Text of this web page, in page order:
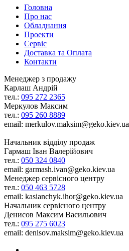
Головна
Про нас
Обладнання
Проекти
Сервіс
Доставка та Оплата
Контакти
Менеджер з продажу
Карлаш Андрій
тел.: 095 272 2365
Меркулов Максим
тел.: 095 260 8889
email: merkulov.maksim@geko.kiev.ua
Начальник відділу продаж
Гармаш Іван Валерійович
тел.: 050 324 0840
email: garmash.ivan@geko.kiev.ua
Менеджер сервісного центру
тел.: 050 463 5728
email: kasianchyk.ihor@geko.kiev.ua
Начальник сервісного центру
Денисов Максим Васильович
тел.: 095 275 6023
email: denisov.maksim@geko.kiev.ua